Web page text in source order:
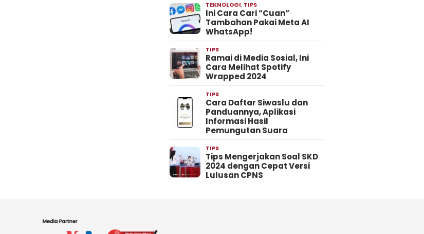
TEKNOLOGI, TIPS
Ini Cara Cari “Cuan”
Tambahan Pakai Meta AI
WhatsApp!
TIPS
Ramai di Media Sosial, Ini
Cara Melihat Spotify
Wrapped 2024
TIPS
Cara Daftar Siwaslu dan
Panduannya, Aplikasi
Informasi Hasil
Pemungutan Suara
TIPS
Tips Mengerjakan Soal SKD
2024 dengan Cepat Versi
Lulusan CPNS